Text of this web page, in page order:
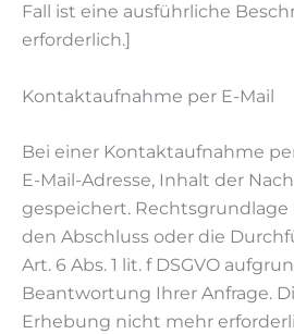
Fall ist eine ausführliche
erforderlich.]
Kontaktaufnahme per E-Mail
Bei einer Kontaktaufnahme
E-Mail-Adresse, Inhalt der
gespeichert. Rechtsgrundlage
den Abschluss oder die
Art. 6 Abs. 1 lit. f DSGVO
Beantwortung Ihrer Anfrage.
Erhebung nicht mehr